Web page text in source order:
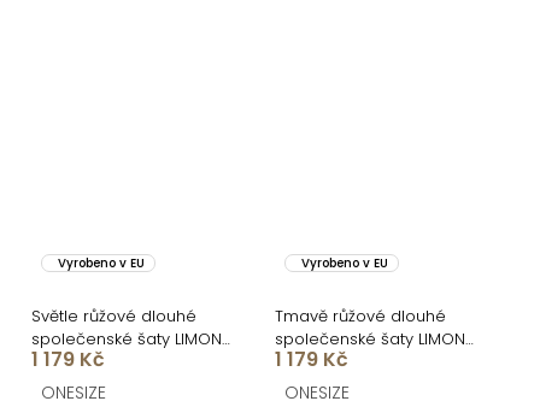
Vyrobeno v EU
Světle růžové dlouhé
společenské šaty LIMONA
s průstřihy
1 179 Kč
ONESIZE
Vyrobeno v EU
Tmavě růžové dlouhé
společenské šaty LIMONA
s průstřihy
1 179 Kč
ONESIZE